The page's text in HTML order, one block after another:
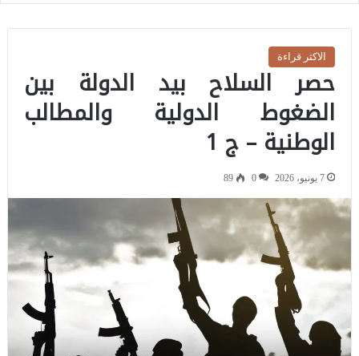
الاكثر قراءة
حصر السلاح بيد الدولة بين
الضغوط الدولية والمطالب
الوطنية – ج 1
7 يونيو، 2026 0
89